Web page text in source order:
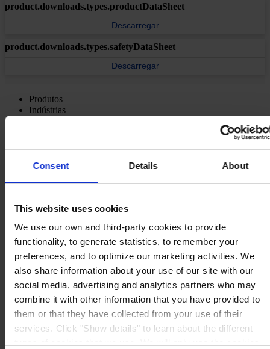
Consent Details About
This website uses cookies
We use our own and third-party cookies to provide
functionality, to generate statistics, to remember your
preferences, and to optimize our marketing activities. We
also share information about your use of our site with our
social media, advertising and analytics partners who may
combine it with other information that you have provided to
them or that they have collected from your use of their
services. Click "Show details" to learn about the different
product.downloads.types.productDataSheet
Descarregar
product.downloads.types.safetyDataSheet
Descarregar
Produtos
Indústrias
Vale de Cantadores
2954-002 Palmela
Portugal
CONTACTE-NOS
Tel:+351 212 352 326
Fax:
+351 212 352 292
Mail: sales-pt@hempel.com